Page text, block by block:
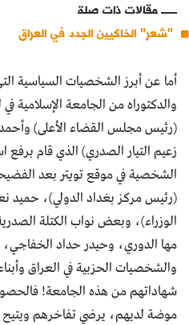
مقالات ذات صلة
"شعر" الخاكيين الجدد في العراق
أما عن أبرز الشخصيات السياسية
والدكتوراه من الجامعة الإسلامية
(رئيس مجلس القضاء الأعلى)
زعيم التيار الصدري) الذي قام
الشخصية في موقع تويتر بعد
(رئيس مركز بغداد الدولي)، حميد
الوزراء)، وبعض نواب الكتلة
مها الدوري، وحيدر حداد
والشخصيات الحزبية في العراق
شهاداتهم من هذه الجامعة!
موضة لديهم، يرضي تفاخرهم ويتيح